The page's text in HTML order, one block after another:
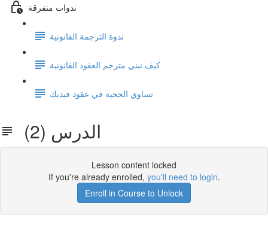
ندوات متفرقة
ندوة الترجمة القانونية
كيف نبني مترجم العقود القانونية
تساوي الحجية في عقود فيديك
الدرس (2)
Lesson content locked
If you're already enrolled, you'll need to login.
Enroll in Course to Unlock